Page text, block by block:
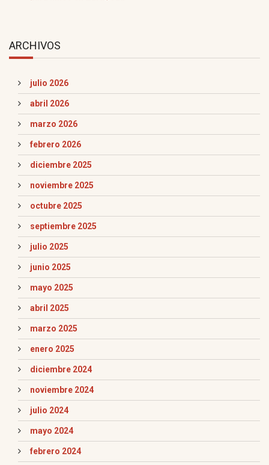
ARCHIVOS
julio 2026
abril 2026
marzo 2026
febrero 2026
diciembre 2025
noviembre 2025
octubre 2025
septiembre 2025
julio 2025
junio 2025
mayo 2025
abril 2025
marzo 2025
enero 2025
diciembre 2024
noviembre 2024
julio 2024
mayo 2024
febrero 2024